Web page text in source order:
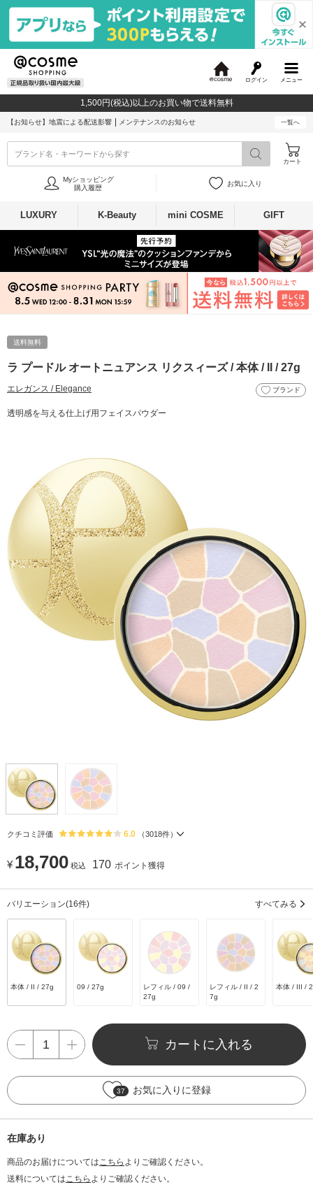
メニュー
ログイン
c
o
1,500円(税込)以上のお買い物で送料無料
【お知らせ】 地震による配送影響 メンテナンスのお知らせ 一覧へ
ブランド名・キーワードから探す
カート
Myショッピング
購入履歴
お気に入り
LUXURY K-Beauty mini COSME GIFT
送料無料
ラ プードル オートニュアンス リクスィーズ / 本体 / II / 27g
エレガンス / Elegance ブランド
透明感を与える仕上げ用フェイスパウダー
クチコミ評価 6.0 （3018件）
¥ 18,700 税込 170 ポイント獲得
バリエーション(16件) すべてみる
本体 / II / 27g 09 / 27g
レフィル / 09 /
27g
レフィル / II / 2
7g
本体 / III /
カートに入れる
37 お気に入りに登録
在庫あり
商品のお届けについてはこちら よりご確認ください。
送料についてはこちら よりご確認ください。